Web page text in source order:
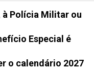
à Polícia Militar ou
Especial é
o calendário 2027